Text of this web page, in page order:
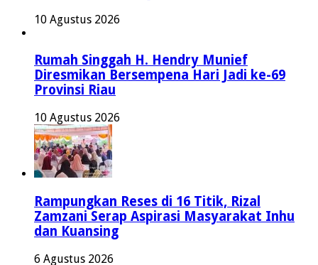
10 Agustus 2026
Rumah Singgah H. Hendry Munief
Diresmikan Bersempena Hari Jadi ke-69
Provinsi Riau
10 Agustus 2026
Rampungkan Reses di 16 Titik, Rizal
Zamzani Serap Aspirasi Masyarakat Inhu
dan Kuansing
6 Agustus 2026